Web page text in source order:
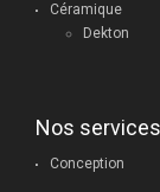
Céramique
Dekton
Nos services
Conception